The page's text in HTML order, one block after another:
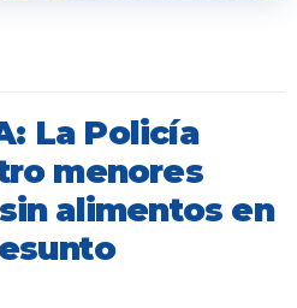
La Policía
menores
alimentos en